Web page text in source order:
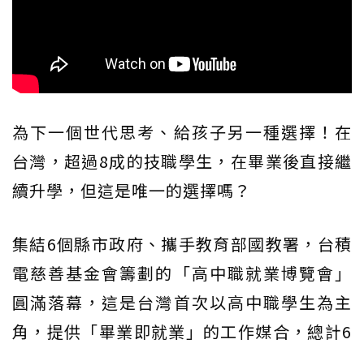
為下一個世代思考、給孩子另一種選擇！在
台灣，超過8成的技職學生，在畢業後直接繼
續升學，但這是唯一的選擇嗎？
集結6個縣市政府、攜手教育部國教署，台積
電慈善基金會籌劃的「高中職就業博覽會」
圓滿落幕，這是台灣首次以高中職學生為主
角，提供「畢業即就業」的工作媒合，總計6